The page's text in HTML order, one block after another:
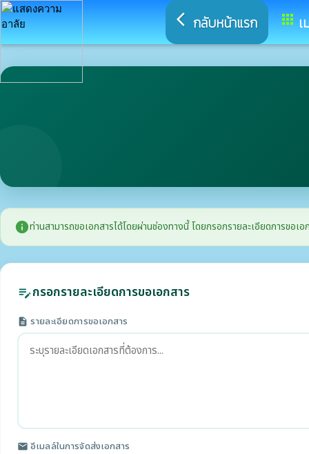
arrow_back_ios กลับหน้าแรก apps
infoท่านสามารถขอเอกสารได้โดยผ่านช่องทางนี้ โดยกรอกรายละเอียดการขอเ
edit_noteกรอกรายละเอียดการขอเอกสาร
description รายละเอียดการขอเอกสาร
email อีเมลล์ในการจัดส่งเอกสาร